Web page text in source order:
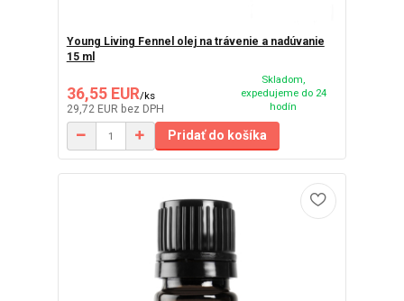
Young Living Fennel olej na trávenie a nadúvanie
15 ml
36,55 EUR/ks
29,72 EUR bez DPH
Skladom,
expedujeme do 24
hodín
Pridať do košíka